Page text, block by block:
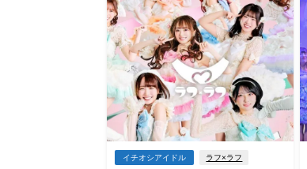
イチオシアイドル ラフ×ラフ